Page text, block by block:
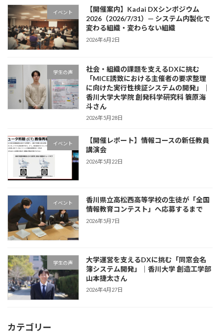
イベント
【開催案内】Kadai DXシンポジウム
2026（2026/7/31）— システム内製化で
変わる組織・変わらない組織
2026年6月2日
学生の声
社会・組織の課題を支えるDXに挑む
「MICE誘致における主催者の要求整理
に向けた実行性検証システムの開発」｜
香川大学大学院 創発科学研究科 簑原海
斗さん
2026年5月28日
イベント
【開催レポート】情報コースの新任教員
講演会
2026年5月22日
イベント
香川県立高松西高等学校の生徒が「全国
情報教育コンテスト」へ応募するまで
2026年5月7日
学生の声
大学運営を支えるDXに挑む「同窓会名
簿システム開発」｜香川大学 創造工学部
山本捷太さん
2026年4月27日
カテゴリー